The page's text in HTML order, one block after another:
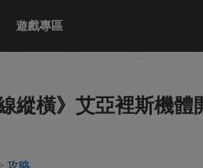
遊戲專區
縱橫》艾亞裡斯機